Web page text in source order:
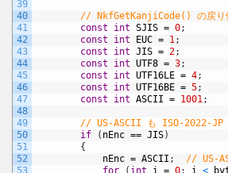
39
40
41
42
43
44
45
46
47
48
49
50
51
52
53
// NkfGetKanjiCode() の戻り
const
int SJIS = 0;
const
int EUC = 1;
const
int JIS = 2;
const
int UTF8 = 3;
const
int UTF16LE = 4;
const
int UTF16BE = 5;
const
int ASCII = 1001;
// US-ASCII も ISO-2022-JP
if
( nEnc == JIS)
{
nEnc = ASCII ;
// US-
for
( int i = 0; i <